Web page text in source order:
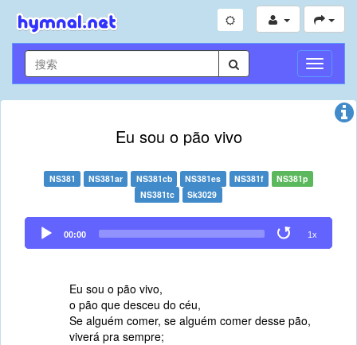
切
换
导
Eu sou o pão vivo
NS381 NS381ar NS381cb NS381es NS381f
NS381p
NS381tc
Sk3029
Audio
Player
00:00 1x
Eu sou o pão vivo,
o pão que desceu do céu,
Se alguém comer, se alguém comer desse pão,
viverá pra sempre;